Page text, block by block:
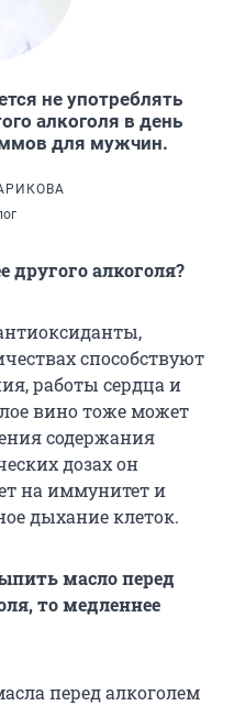
не употреблять
алкоголя в день
для мужчин.
другого алкоголя?
способствуют
работы сердца и
вино тоже может
содержания
дозах он
на иммунитет и
дыхание клеток.
масло перед
то медленнее
перед алкоголем